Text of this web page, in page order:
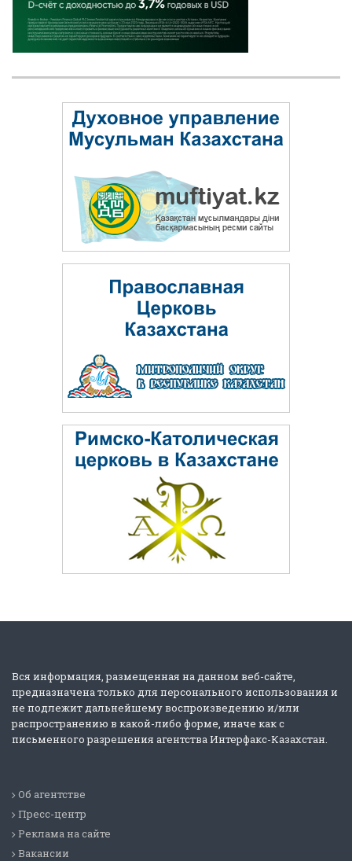
Вся информация, размещенная на данном веб-сайте,
предназначена только для персонального использования и
не подлежит дальнейшему воспроизведению и/или
распространению в какой-либо форме, иначе как с
письменного разрешения агентства Интерфакс-Казахстан.
Об агентстве
Пресс-центр
Реклама на сайте
Вакансии